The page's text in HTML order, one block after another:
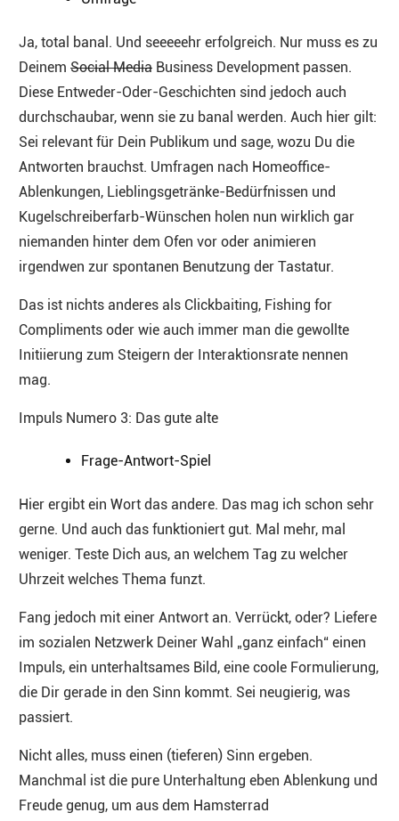
Ja, total banal. Und seeeeehr erfolgreich. Nur muss es zu
Deinem Social Media Business Development passen.
Diese Entweder-Oder-Geschichten sind jedoch auch
durchschaubar, wenn sie zu banal werden. Auch hier gilt:
Sei relevant für Dein Publikum und sage, wozu Du die
Antworten brauchst. Umfragen nach Homeoffice-
Ablenkungen, Lieblingsgetränke-Bedürfnissen und
Kugelschreiberfarb-Wünschen holen nun wirklich gar
niemanden hinter dem Ofen vor oder animieren
irgendwen zur spontanen Benutzung der Tastatur.
Das ist nichts anderes als Clickbaiting, Fishing for
Compliments oder wie auch immer man die gewollte
Initiierung zum Steigern der Interaktionsrate nennen
mag.
Impuls Numero 3: Das gute alte
Frage-Antwort-Spiel
Hier ergibt ein Wort das andere. Das mag ich schon sehr
gerne. Und auch das funktioniert gut. Mal mehr, mal
weniger. Teste Dich aus, an welchem Tag zu welcher
Uhrzeit welches Thema funzt.
Fang jedoch mit einer Antwort an. Verrückt, oder? Liefere
im sozialen Netzwerk Deiner Wahl „ganz einfach“ einen
Impuls, ein unterhaltsames Bild, eine coole Formulierung,
die Dir gerade in den Sinn kommt. Sei neugierig, was
passiert.
Nicht alles, muss einen (tieferen) Sinn ergeben.
Manchmal ist die pure Unterhaltung eben Ablenkung und
Freude genug, um aus dem Hamsterrad